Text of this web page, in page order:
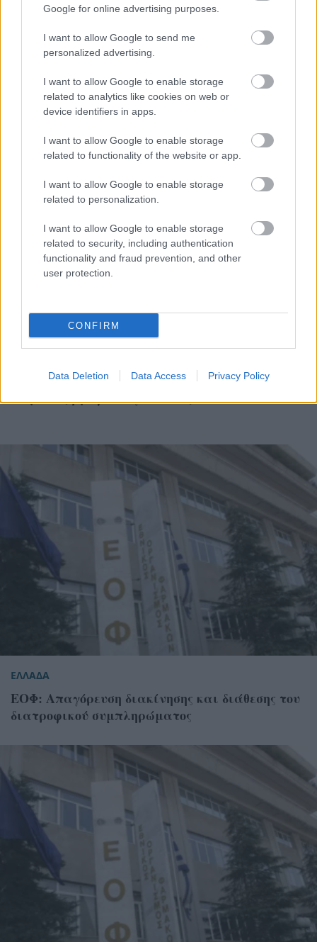
Google for online advertising purposes.
I want to allow Google to send me
personalized advertising.
I want to allow Google to enable storage
related to analytics like cookies on web or
device identifiers in apps.
I want to allow Google to enable storage
related to functionality of the website or app.
I want to allow Google to enable storage
related to personalization.
I want to allow Google to enable storage
related to security, including authentication
functionality and fraud prevention, and other
user protection.
CONFIRM
Data Deletion Data Access Privacy Policy
ΕΛΛΑΔΑ
Νέα ανάκληση βρεφικού γάλακτος από τον
ΕΟΦ λόγω τοξίνης – Ποιες παρτίδες
αποσύρονται
ΕΛΛΑΔΑ
Παρτίδες βρεφικού γάλακτος ανακαλεί ο ΕΟΦ
ΕΛΛΑΔΑ
ΕΟΦ: Απαγόρευση διακίνησης και διάθεσης του
διατροφικού συμπληρώματος